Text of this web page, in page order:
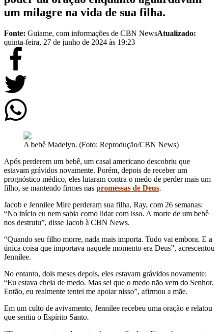
um milagre na vida de sua filha.
Fonte: Guiame, com informações de CBN NewsAtualizado:
quinta-feira, 27 de junho de 2024 às 19:23
A bebê Madelyn. (Foto: Reprodução/CBN News)
Após perderem um bebê, um casal americano descobriu que
estavam grávidos novamente. Porém, depois de receber um
prognóstico médico, eles lutaram contra o medo de perder mais um
filho, se mantendo firmes nas promessas de Deus.
Jacob e Jennilee Mire perderam sua filha, Ray, com 26 semanas:
“No início eu nem sabia como lidar com isso. A morte de um bebê
nos destruiu”, disse Jacob à CBN News.
“Quando seu filho morre, nada mais importa. Tudo vai embora. E a
única coisa que importava naquele momento era Deus”, acrescentou
Jennilee.
No entanto, dois meses depois, eles estavam grávidos novamente:
“Eu estava cheia de medo. Mas sei que o medo não vem do Senhor.
Então, eu realmente tentei me apoiar nisso”, afirmou a mãe.
Em um culto de avivamento, Jennilee recebeu uma oração e relatou
que sentiu o Espírito Santo.